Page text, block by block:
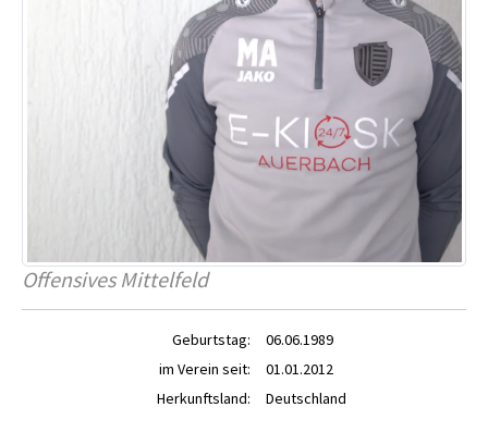
Offensives Mittelfeld
Geburtstag:
06.06.1989
im Verein seit:
01.01.2012
Herkunftsland:
Deutschland